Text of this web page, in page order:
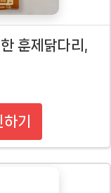
훈제닭다리,
기